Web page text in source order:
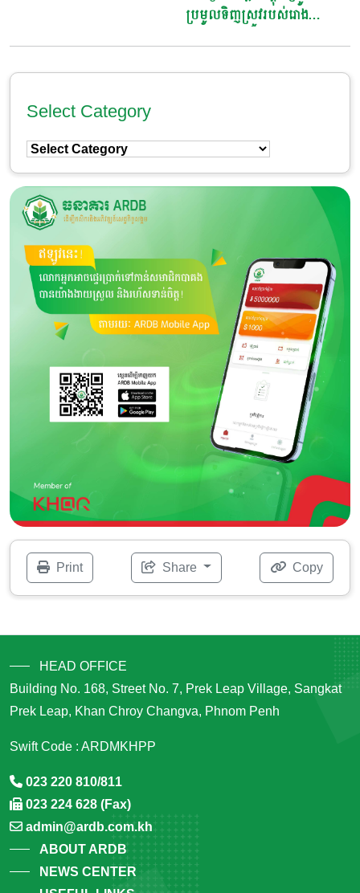
ប្រមូលទិញស្រូវរបស់រោង
Select Category
Select
Category
Print Share Copy
HEAD OFFICE
Building No. 168, Street No. 7, Prek Leap Village, Sangkat
Prek Leap, Khan Chroy Changva, Phnom Penh
Swift Code : ARDMKHPP
023 220 810/811
023 224 628 (Fax)
admin@ardb.com.kh
ABOUT ARDB
NEWS CENTER